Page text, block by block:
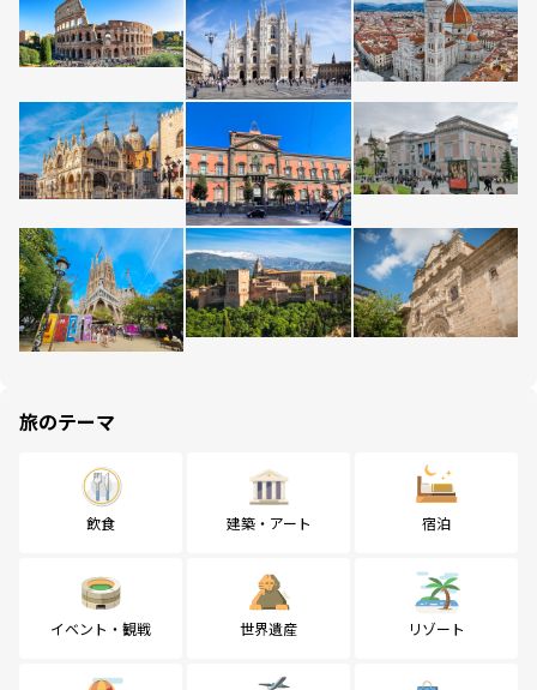
旅のテーマ
飲食 建築・アート 宿泊
イベント・観戦 世界遺産 リゾート